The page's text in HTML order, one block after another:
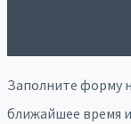
Заполните форму
ближайшее время